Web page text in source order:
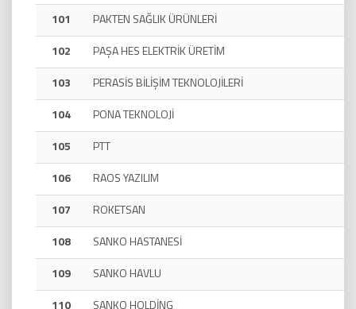
101
PAKTEN SAĞLIK ÜRÜNLERİ
102
PAŞA HES ELEKTRİK ÜRETİM
103
PERASİS BİLİŞİM TEKNOLOJİLERİ
104
PONA TEKNOLOJİ
105
PTT
106
RAOS YAZILIM
107
ROKETSAN
108
SANKO HASTANESİ
109
SANKO HAVLU
110
SANKO HOLDİNG